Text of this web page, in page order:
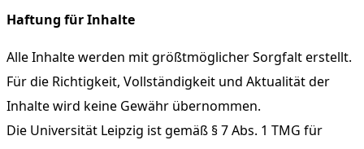
Haftung für Inhalte
Alle Inhalte werden mit größtmöglicher Sorgfalt erstellt.
Für die Richtigkeit, Vollständigkeit und Aktualität der
Inhalte wird keine Gewähr übernommen.
Die Universität Leipzig ist gemäß § 7 Abs. 1 TMG für